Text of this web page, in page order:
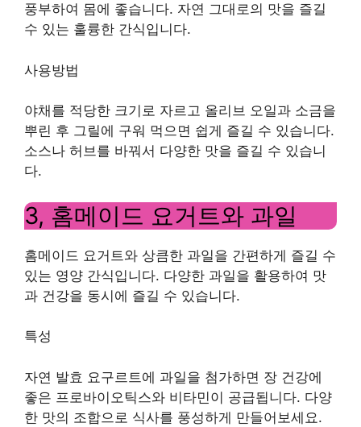
풍부하여 몸에 좋습니다. 자연 그대로의 맛을 즐길
수 있는 훌륭한 간식입니다.
사용방법
야채를 적당한 크기로 자르고 올리브 오일과 소금을
뿌린 후 그릴에 구워 먹으면 쉽게 즐길 수 있습니다.
소스나 허브를 바꿔서 다양한 맛을 즐길 수 있습니
다.
3, 홈메이드 요거트와 과일
홈메이드 요거트와 상큼한 과일을 간편하게 즐길 수
있는 영양 간식입니다. 다양한 과일을 활용하여 맛
과 건강을 동시에 즐길 수 있습니다.
특성
자연 발효 요구르트에 과일을 첨가하면 장 건강에
좋은 프로바이오틱스와 비타민이 공급됩니다. 다양
한 맛의 조합으로 식사를 풍성하게 만들어보세요.